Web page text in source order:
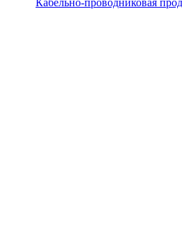
Кабельно-проводниковая